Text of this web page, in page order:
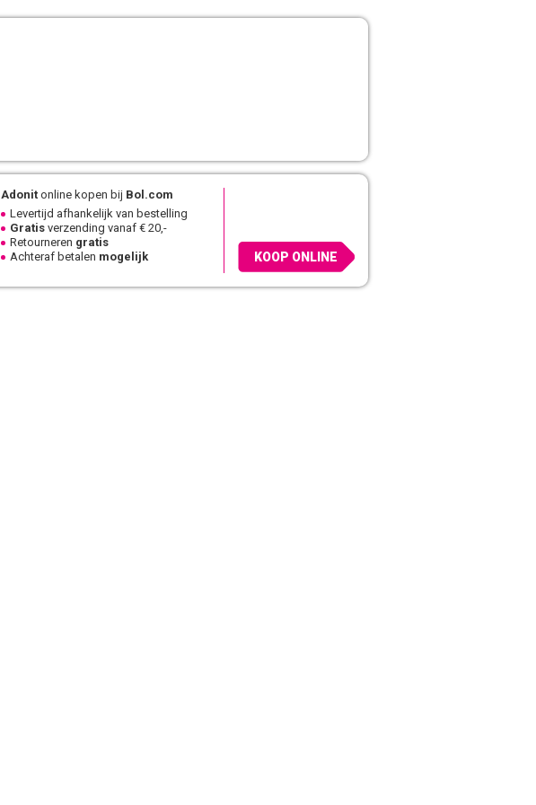
Adonit online kopen bij Bol.com
Levertijd afhankelijk van bestelling
Gratis verzending vanaf € 20,-
Retourneren gratis
Achteraf betalen mogelijk KOOP ONLINE